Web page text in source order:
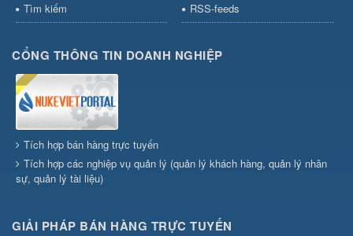
Tìm kiếm
RSS-feeds
CỔNG THÔNG TIN DOANH NGHIỆP
Tích hợp bán hàng trực tuyến
Tích hợp các nghiệp vụ quản lý (quản lý khách hàng, quản lý nhân
sự, quản lý tài liệu)
GIẢI PHÁP BÁN HÀNG TRỰC TUYẾN